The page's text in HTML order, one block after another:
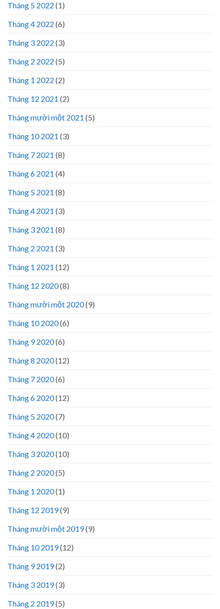
Tháng 5 2022 (1)
Tháng 4 2022 (6)
Tháng 3 2022 (3)
Tháng 2 2022 (5)
Tháng 1 2022 (2)
Tháng 12 2021 (2)
Tháng mười một 2021 (5)
Tháng 10 2021 (3)
Tháng 7 2021 (8)
Tháng 6 2021 (4)
Tháng 5 2021 (8)
Tháng 4 2021 (3)
Tháng 3 2021 (8)
Tháng 2 2021 (3)
Tháng 1 2021 (12)
Tháng 12 2020(8)
Tháng mười một 2020(9)
Tháng 10 2020(6)
Tháng 9 2020(6)
Tháng 8 2020(12)
Tháng 7 2020(6)
Tháng 6 2020(12)
Tháng 5 2020(7)
Tháng 4 2020(10)
Tháng 3 2020(10)
Tháng 2 2020(5)
Tháng 1 2020(1)
Tháng 12 2019(9)
Tháng mười một 2019(9)
Tháng 10 2019(12)
Tháng 9 2019(2)
Tháng 3 2019(3)
Tháng 2 2019(5)